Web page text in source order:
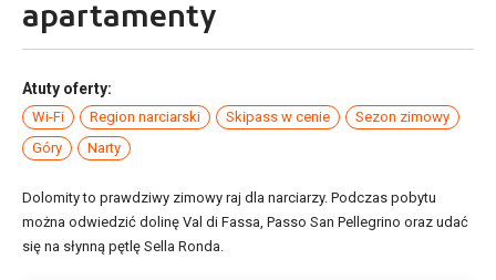
apartamenty
Atuty oferty:
Wi-Fi Region narciarski Skipass w cenie
Sezon zimowy
Góry
Narty
Dolomity to prawdziwy zimowy raj dla narciarzy. Podczas pobytu
można odwiedzić dolinę Val di Fassa, Passo San Pellegrino oraz udać
się na słynną pętlę Sella Ronda.